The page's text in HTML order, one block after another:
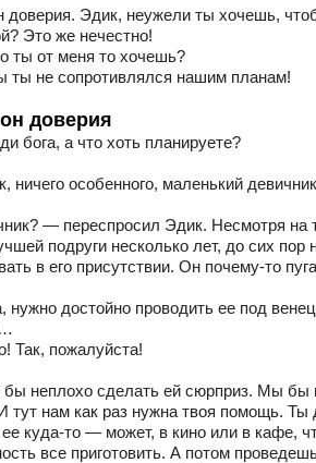
доверия. Эдик, неужели ты хочешь,
Это же нечестно!
ты от меня то хочешь?
ты не сопротивлялся нашим планам!
доверия
бога, а что хоть планируете?
ничего особенного, маленький
— переспросил Эдик. Несмотря на
подруги несколько лет, до сих пор
в его присутствии. Он почему-то
достойно проводить ее под
Так, пожалуйста!
неплохо сделать ей сюрприз. Мы бы
нам как раз нужна твоя помощь. Ты
ее куда-то — может, в кино или в кафе,
все приготовить. А потом